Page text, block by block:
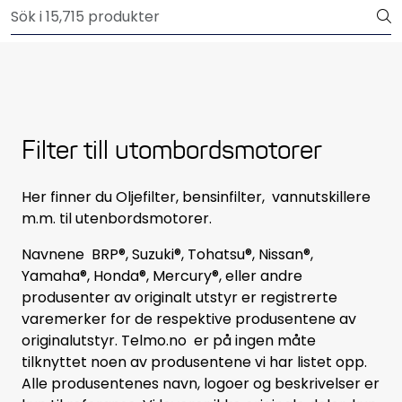
Skip to main content
Filter till utombordsmotorer
Her finner du Oljefilter, bensinfilter, vannutskillere
m.m. til utenbordsmotorer.
Navnene BRP®, Suzuki®, Tohatsu®, Nissan®,
Yamaha®, Honda®, Mercury®, eller andre
produsenter av originalt utstyr er registrerte
varemerker for de respektive produsentene av
originalutstyr. Telmo.no er på ingen måte
tilknyttet noen av produsentene vi har listet opp.
Alle produsentenes navn, logoer og beskrivelser er
Motordelar
Propellrar
Pumpar
Servicekit